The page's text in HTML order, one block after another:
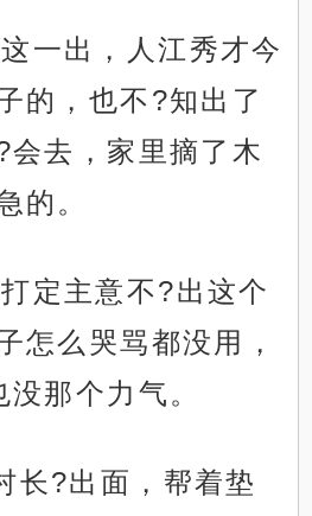
一出，人江秀才今
的，也不?知出了
会去，家里摘了木
的。
定主意不?出这个
怎么哭骂都没用，
那个力气。
长?出面，帮着垫